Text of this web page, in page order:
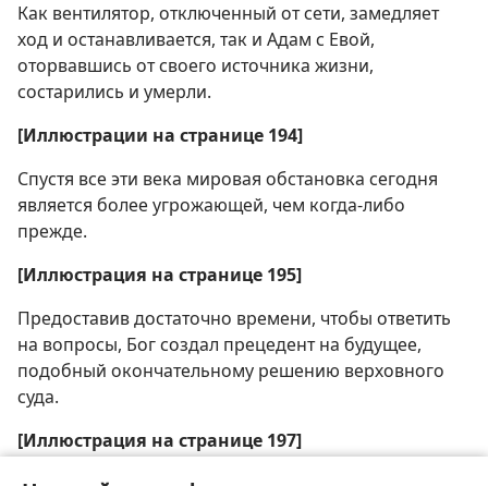
Как вентилятор, отключенный от сети, замедляет
ход и останавливается, так и Адам с Евой,
оторвавшись от своего источника жизни,
состарились и умерли.
[Иллюстрации на странице 194]
Спустя все эти века мировая обстановка сегодня
является более угрожающей, чем когда-либо
прежде.
[Иллюстрация на странице 195]
Предоставив достаточно времени, чтобы ответить
на вопросы, Бог создал прецедент на будущее,
подобный окончательному решению верховного
суда.
[Иллюстрация на странице 197]